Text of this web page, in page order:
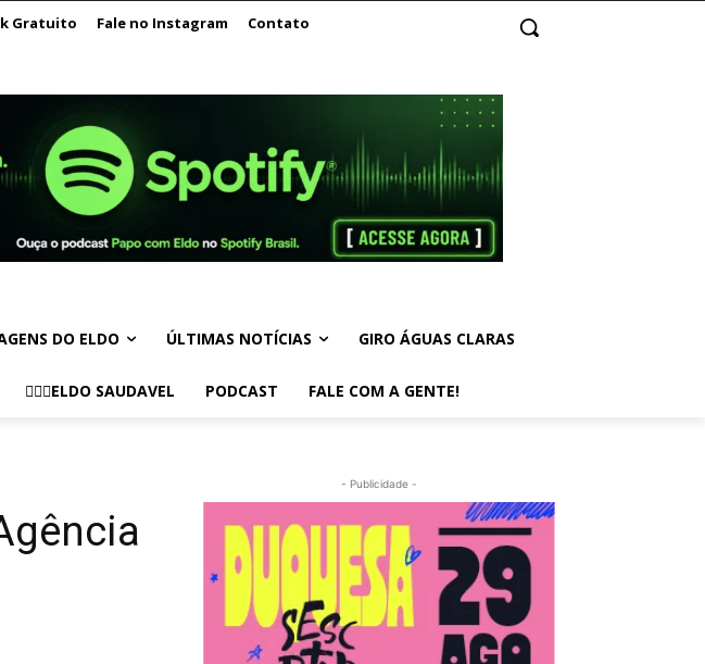
Gratuito Fale no Instagram Contato
DO ELDO ÚLTIMAS NOTÍCIAS GIRO ÁGUAS CLARAS
🏃🏻‍♂️ELDO SAUDAVEL PODCAST FALE COM A GENTE!
- Publicidade -